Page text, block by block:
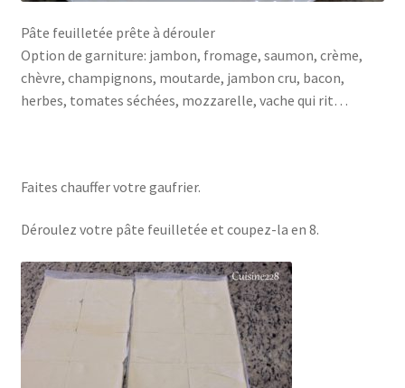
Pâte feuilletée prête à dérouler
Option de garniture: jambon, fromage, saumon, crème,
chèvre, champignons, moutarde, jambon cru, bacon,
herbes, tomates séchées, mozzarelle, vache qui rit…
Faites chauffer votre gaufrier.
Déroulez votre pâte feuilletée et coupez-la en 8.